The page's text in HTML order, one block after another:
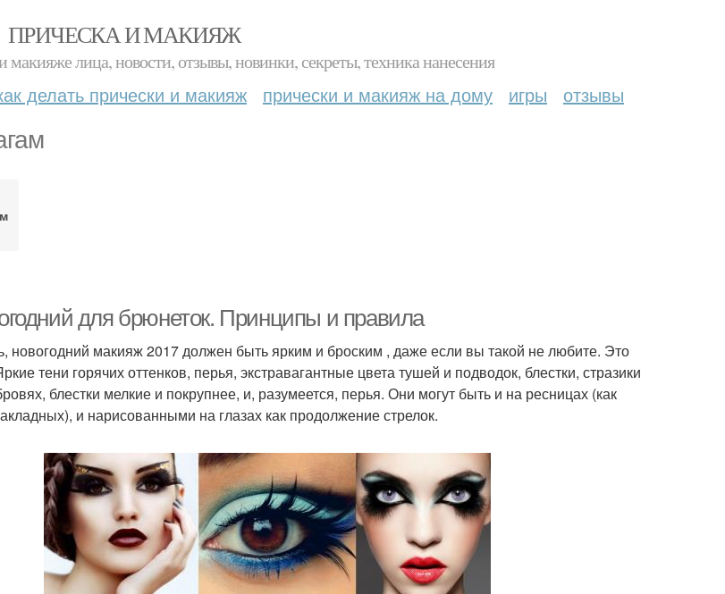
ПРИЧЕСКА И МАКИЯЖ
лица, новости, отзывы, новинки, секреты, техника нанесения
делать прически и макияж прически и макияж на дому игры отзывы
для брюнеток. Принципы и правила
новогодний макияж 2017 должен быть ярким и броским , даже если вы такой не любите. Это
тени горячих оттенков, перья, экстравагантные цвета тушей и подводок, блестки, стразики
блестки мелкие и покрупнее, и, разумеется, перья. Они могут быть и на ресницах (как
и нарисованными на глазах как продолжение стрелок.